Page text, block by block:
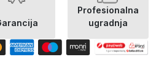
Profesionalna
ugradnja